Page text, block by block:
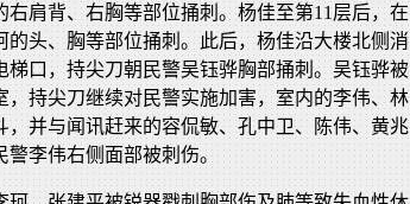
肩背、右胸等部位捅刺。杨佳至第11层后，在
的头、胸等部位捅刺。此后，杨佳沿大楼北侧消
梯口，持尖刀朝民警吴钰骅胸部捅刺。吴钰骅被
，持尖刀继续对民警实施加害，室内的李伟、林
，并与闻讯赶来的容侃敏、孔中卫、陈伟、黄兆
警李伟右侧面部被刺伤。